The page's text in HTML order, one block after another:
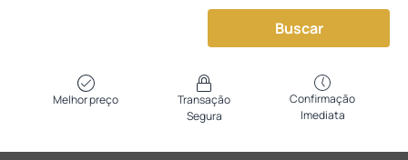
Buscar
Melhor preço
Transação
Segura
Confirmação
Imediata